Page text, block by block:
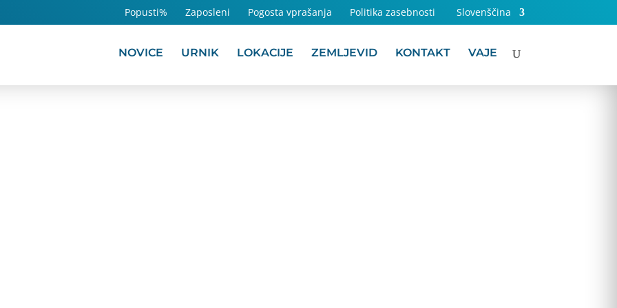
Popusti% Zaposleni Pogosta vprašanja Politika zasebnosti Slovenščina
NOVICE URNIK LOKACIJE ZEMLJEVID KONTAKT VAJE